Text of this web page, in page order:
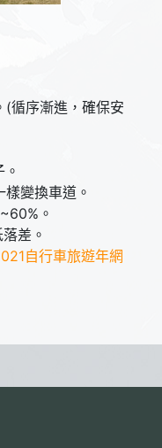
(循序漸進，確保安
變換車道。
。
差。
自行車旅遊年網